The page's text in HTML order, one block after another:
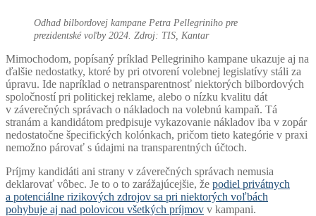
Odhad bilbordovej kampane Petra Pellegriniho pre
prezidentské voľby 2024. Zdroj: TIS, Kantar
Mimochodom, popísaný príklad Pellegriniho kampane ukazuje aj na
ďalšie nedostatky, ktoré by pri otvorení volebnej legislatívy stáli za
úpravu. Ide napríklad o netransparentnosť niektorých bilbordových
spoločností pri politickej reklame, alebo o nízku kvalitu dát
v záverečných správach o nákladoch na volebnú kampaň. Tá
stranám a kandidátom predpisuje vykazovanie nákladov iba v zopár
nedostatočne špecifických kolónkach, pričom tieto kategórie v praxi
nemožno párovať s údajmi na transparentných účtoch.
Príjmy kandidáti ani strany v záverečných správach nemusia
deklarovať vôbec. Je to o to zarážajúcejšie, že podiel privátnych
a potenciálne rizikových zdrojov sa pri niektorých voľbách
pohybuje aj nad polovicou všetkých príjmov v kampani.